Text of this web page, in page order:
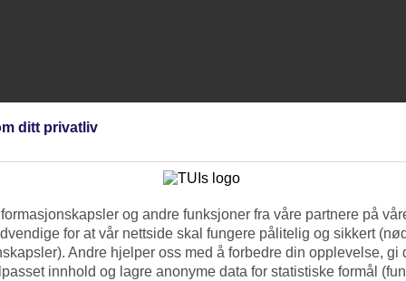
ditt privatliv
og andre funksjoner fra våre partnere på
for at vår nettside skal fungere pålitelig og sikkert
Andre hjelper oss med å forbedre din opplevelse, gi
innhold og lagre anonyme data for statistiske formål